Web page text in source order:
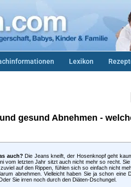
Lexikon
gesund Abnehmen -
auch? Die Jeans kneift, der Hosenknopf geht
vom letzten Jahr sitzt auch nicht mehr so recht. Sie
auf den Rippen, fühlen sich so einfach nicht
abnehmen. Vielleicht haben Sie ja schon eine
Sie irren noch durch den Diäten-Dschungel.